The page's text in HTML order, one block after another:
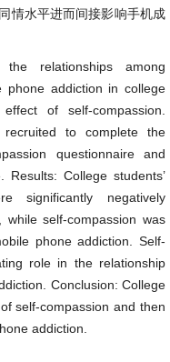
情水平进而间接影响手机成
relationships among
phone addiction in college
of self-compassion.
to complete the
questionnaire and
Results: College students’
significantly negatively
self-compassion was
phone addiction. Self-
role in the relationship
Conclusion: College
self-compassion and then
addiction.